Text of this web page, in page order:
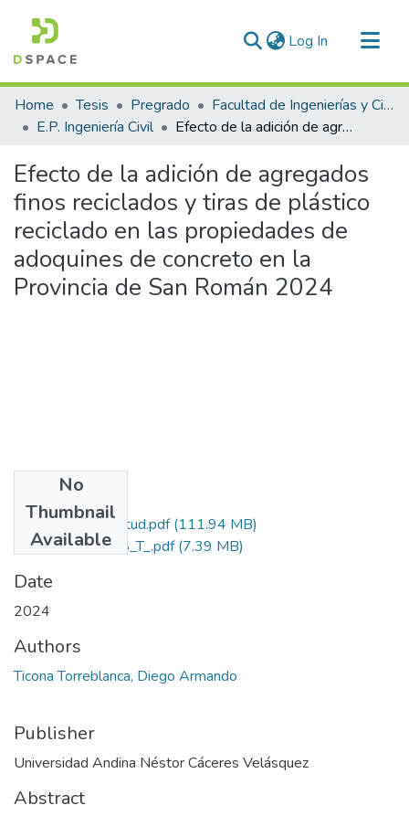
Log In (current)
Communities & Collections
All of DSpace
Home Tesis Pregrado
Facultad de Ingenierías y Ciencias Puras
E.P. Ingeniería Civil
Efecto de la adición de agregados finos reciclados y tiras de plástico reciclado en las propiedades de adoquines de concreto en la Provincia de San Román 2024
Efecto de la adición de agregados
finos reciclados y tiras de plástico
reciclado en las propiedades de
adoquines de concreto en la
Provincia de San Román 2024
No
Thumbnail
Available
Grado de Similitud.pdf(111.94 MB)
T036_70600918_T_.pdf(7.39 MB)
Date
2024
Authors
Ticona Torreblanca, Diego Armando
Publisher
Universidad Andina Néstor Cáceres Velásquez
Abstract